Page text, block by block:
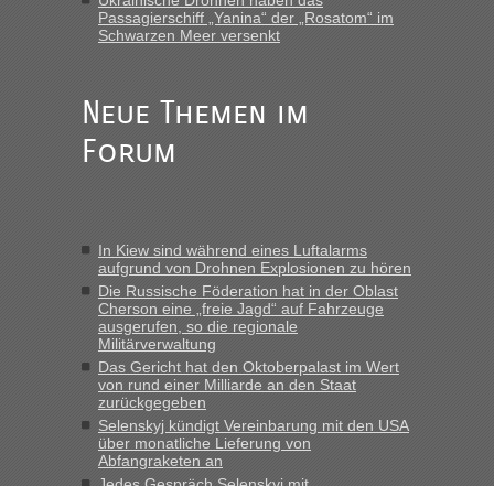
gab es keine Probleme“
fast 11 Milliarden aufgedeckt
„Am besten wäre natürlich, wenn die Frau mit dabei ist.
Alleinreisende Männer stehen schließlich immer unter
Milliarden aufgedeckt
„Kein Zoll. Du musst an sich nur sagen dass das privat ist
und du nicht damit handeln willst. So lange das nicht
Originalverpackt ist und ersichlich das nicht neu sollte es
keine Probleme geben“
Recht, Visa und Dokumente • Deklaration
gebrauchter Kleidung beim Zoll
„Hallo Leute, ich weiß nicht, ob ich hier richtig bin mit meiner
Anfrage. Ich möchte 4 Umzugskartons mit gebrauchter
Passagierschiff „Yanina“ der „Rosatom“ im
Schwarzen Meer versenkt
Neue Themen im
Forum
In Kiew sind während eines Luftalarms
aufgrund von Drohnen Explosionen zu hören
Die Russische Föderation hat in der Oblast
Cherson eine „freie Jagd“ auf Fahrzeuge
ausgerufen, so die regionale
Militärverwaltung
Das Gericht hat den Oktoberpalast im Wert
von rund einer Milliarde an den Staat
zurückgegeben
Selenskyj kündigt Vereinbarung mit den USA
über monatliche Lieferung von
Abfangraketen an